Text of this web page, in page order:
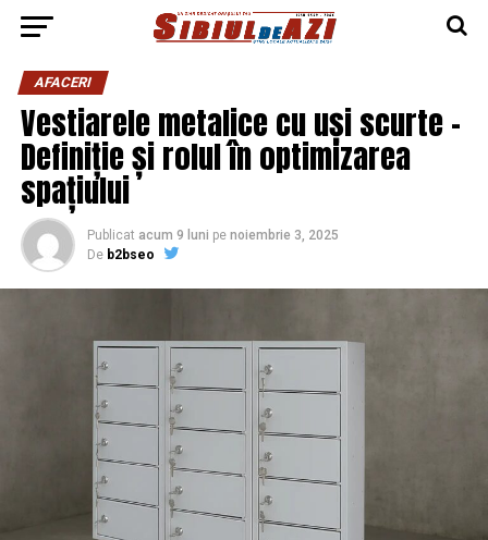
AFACERI
Vestiarele metalice cu uși scurte –
Definiție și rolul în optimizarea
spațiului
Publicat acum 9 luni pe noiembrie 3, 2025
De b2bseo